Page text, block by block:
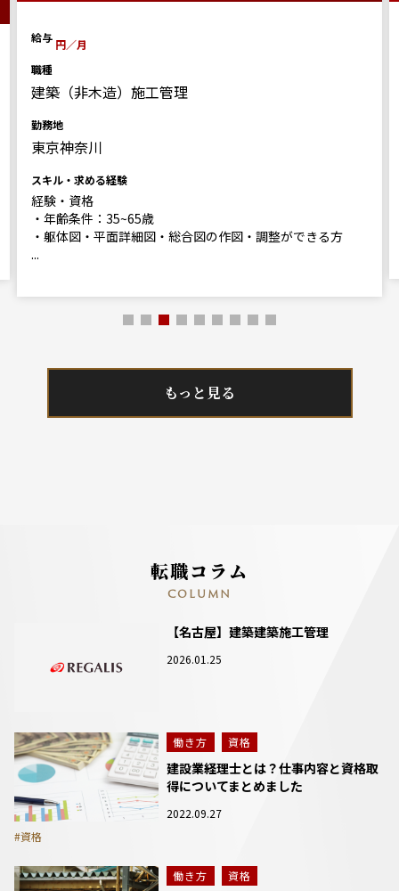
給与 円／月
職種
建築（非木造）施工管理
勤務地
東京神奈川
スキル・求める経験
経験・資格
・年齢条件：35~65歳
・躯体図・平面詳細図・総合図の作図・調整ができる方
...
もっと見る
転職コラム
COLUMN
【名古屋】建築建築施工管理
2026.01.25
働き方 資格
建設業経理士とは？仕事内容と資格取
得についてまとめました
2022.09.27
#資格
働き方 資格